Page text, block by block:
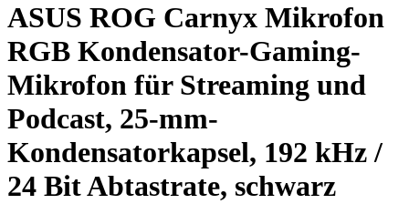
ASUS ROG Carnyx Mikrofon
RGB Kondensator-Gaming-
Mikrofon für Streaming und
Podcast, 25-mm-
Kondensatorkapsel, 192 kHz /
24 Bit Abtastrate, schwarz